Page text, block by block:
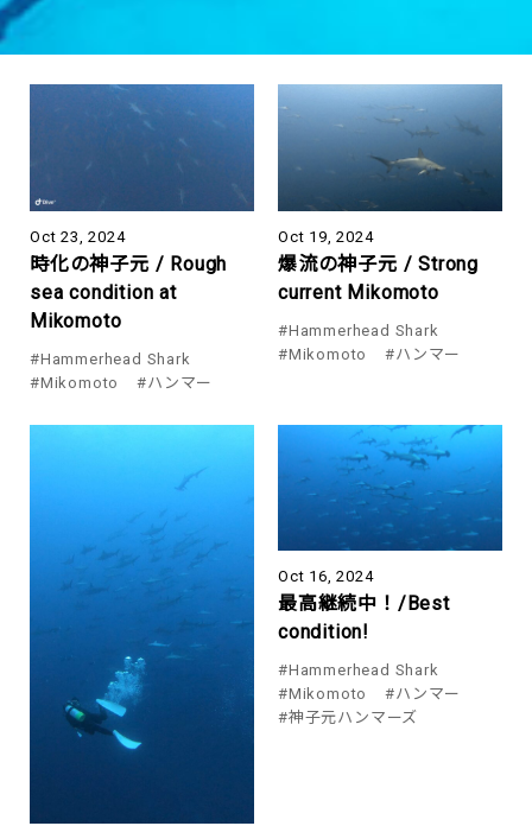
Oct 23, 2024
時化の神子元 / Rough
sea condition at
Mikomoto
#Hammerhead Shark
#Mikomoto
#ハンマー
Oct 19, 2024
爆流の神子元 / Strong
current Mikomoto
#Hammerhead Shark
#Mikomoto
#ハンマー
Oct 16, 2024
最高継続中！/Best
condition!
#Hammerhead Shark
#Mikomoto
#ハンマー
#神子元ハンマーズ